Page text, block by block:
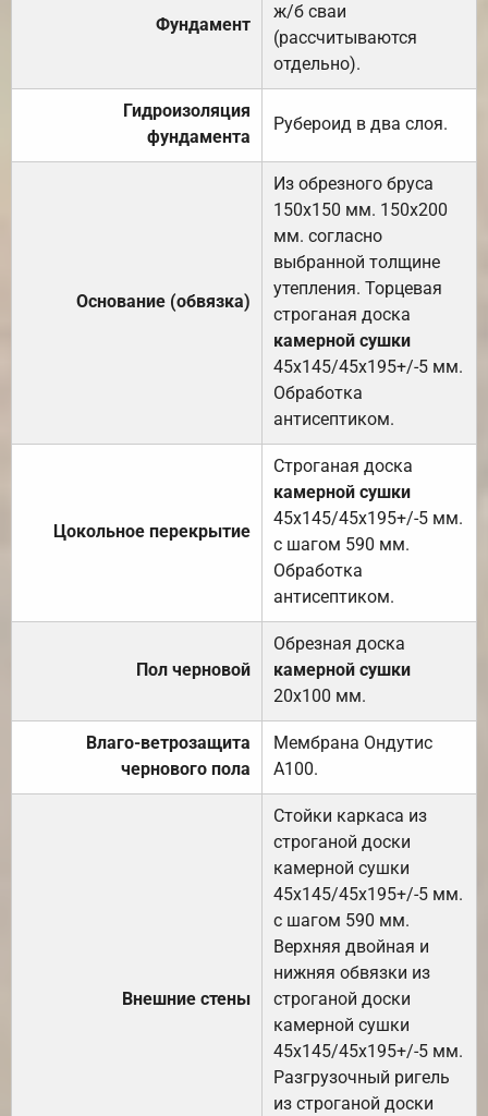
Фундамент
ж/б сваи
(рассчитываются
отдельно).
Гидроизоляция
фундамента
Рубероид в два слоя.
Основание (обвязка)
Из обрезного бруса
150х150 мм. 150х200
мм. согласно
выбранной толщине
утепления. Торцевая
строганая доска
камерной сушки
45х145/45х195+/-5 мм.
Обработка
антисептиком.
Цокольное перекрытие
Строганая доска
камерной сушки
45х145/45х195+/-5 мм.
с шагом 590 мм.
Обработка
антисептиком.
Пол черновой
Обрезная доска
камерной сушки
20х100 мм.
Влаго-ветрозащита
чернового пола
Мембрана Ондутис
А100.
Внешние стены
Стойки каркаса из
строганой доски
камерной сушки
45х145/45х195+/-5 мм.
с шагом 590 мм.
Верхняя двойная и
нижняя обвязки из
строганой доски
камерной сушки
45х145/45х195+/-5 мм.
Разгрузочный ригель
из строганой доски